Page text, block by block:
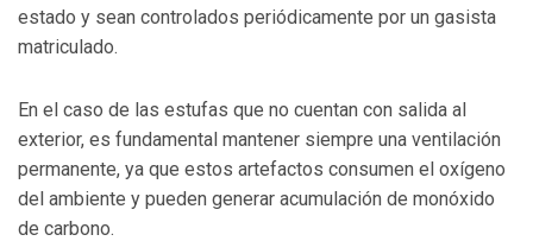
estado y sean controlados periódicamente por un gasista
matriculado.
En el caso de las estufas que no cuentan con salida al
exterior, es fundamental mantener siempre una ventilación
permanente, ya que estos artefactos consumen el oxígeno
del ambiente y pueden generar acumulación de monóxido
de carbono.